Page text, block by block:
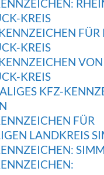
KREIS
FÜR
KREIS
KREIS
KFZ-
FÜR
LANDKREIS